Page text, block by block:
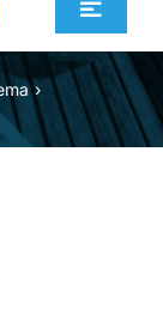
Toggle